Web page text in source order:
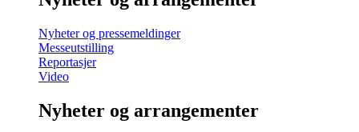
Nyheter og pressemeldinger
Messeutstilling
Reportasjer
Video
Nyheter og arrangementer